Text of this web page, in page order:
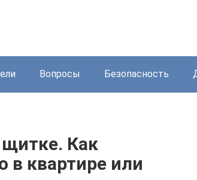
Вопросы Безопасность
Как
в квартире или